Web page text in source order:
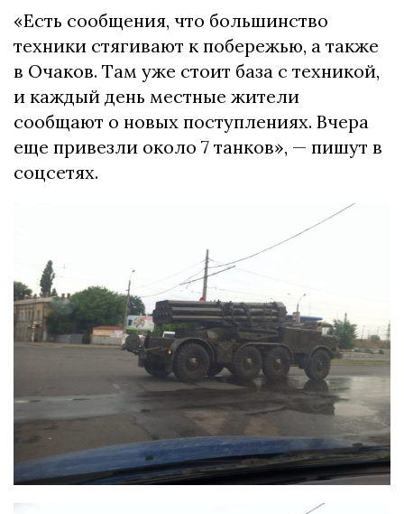
«Есть сообщения, что большинство
техники стягивают к побережью, а также
в Очаков. Там уже стоит база с техникой,
и каждый день местные жители
сообщают о новых поступлениях. Вчера
еще привезли около 7 танков», — пишут в
соцсетях.